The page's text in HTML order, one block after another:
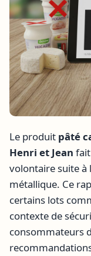
Le produit pâté
Henri et Jean
volontaire suite à
métallique. Ce
certains lots
contexte de
consommateurs